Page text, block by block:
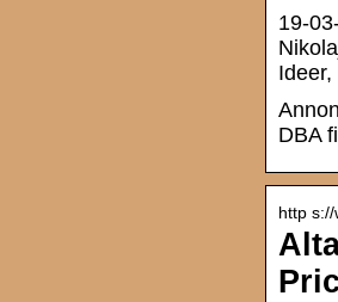
19-
DBA
http